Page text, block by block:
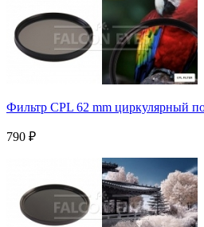
Фильтр CPL 62 mm циркулярный
790 ₽